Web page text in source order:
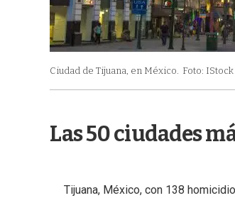
Ciudad de Tijuana, en México. Foto: IStock
Las 50 ciudades
Tijuana, México, con 138